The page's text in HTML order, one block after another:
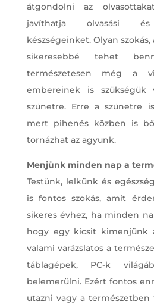
átgondolni az
javíthatja olvasási és
készségeinket. Olyan
sikeresebbé tehet
természetesen még a
embereinek is
szünetre. Erre a szünetre
mert pihenés közben is
tornázhat az agyunk.
Menjünk minden nap a
Testünk, lelkünk és
is fontos szokás, amit
sikeres évhez, ha minden
hogy egy kicsit kimenjünk
valami varázslatos a
táblagépek, PC-k
belemerülni. Ezért fontos
utazni vagy a